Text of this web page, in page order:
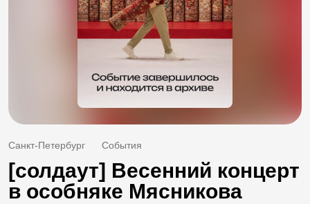
Санкт-Петербург События
[солдаут] Весенний концерт
в особняке Мясникова